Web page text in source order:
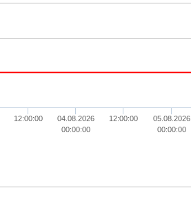
12:00:00
04.08.2026
00:00:00
12:00:00
05.08.2026
00:00:00